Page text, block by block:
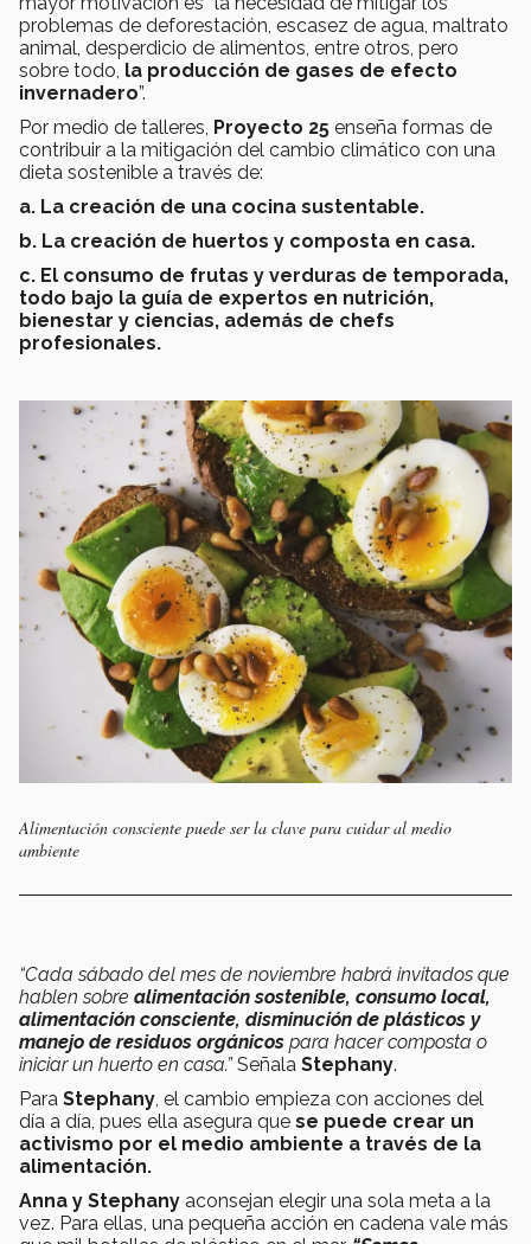
problemas de deforestación, escasez de agua, maltrato
animal, desperdicio de alimentos, entre otros, pero
sobre todo, la producción de gases de efecto
invernadero”.
Por medio de talleres, Proyecto 25 enseña formas de
contribuir a la mitigación del cambio climático con una
dieta sostenible a través de:
a. La creación de una cocina sustentable.
b. La creación de huertos y composta en casa.
c. El consumo de frutas y verduras de temporada,
todo bajo la guía de expertos en nutrición,
bienestar y ciencias, además de chefs
profesionales.
Alimentación consciente puede ser la clave para cuidar al medio
ambiente
“Cada sábado del mes de noviembre habrá invitados que
hablen sobre alimentación sostenible, consumo local,
alimentación consciente, disminución de plásticos y
manejo de residuos orgánicos para hacer composta o
iniciar un huerto en casa.”Señala Stephany.
Para Stephany, el cambio empieza con acciones del
día a día, pues ella asegura que se puede crear un
activismo por el medio ambiente a través de la
alimentación.
Anna y Stephany aconsejan elegir una sola meta a la
vez. Para ellas, una pequeña acción en cadena vale más